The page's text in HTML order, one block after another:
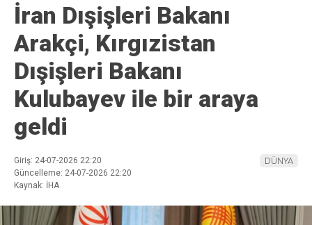
İran Dışişleri Bakanı
Arakçi, Kırgızistan
Dışişleri Bakanı
Kulubayev ile bir araya
geldi
Giriş: 24-07-2026 22:20
Güncelleme: 24-07-2026 22:20
Kaynak: İHA
DÜNYA